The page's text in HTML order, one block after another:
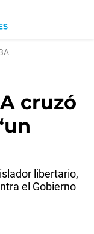
cruzó
libertario,
el Gobierno